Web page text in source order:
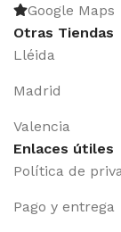
Google Maps
Otras Tiendas
Lléida
Madrid
Valencia
Enlaces útiles
Política de
Pago y entrega